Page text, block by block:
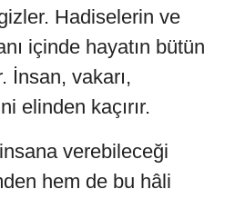
Hadiselerin ve
içinde hayatın bütün
İnsan, vakarı,
elinden kaçırır.
verebileceği
hem de bu hâli